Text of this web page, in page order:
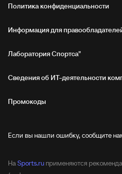
Политика конфиденциальности
Информация для
Лаборатория Спортса"
Сведения об ИТ‑деятельности
Промокоды
Если вы нашли ошибку, сообщите
НаSports.ru применяются